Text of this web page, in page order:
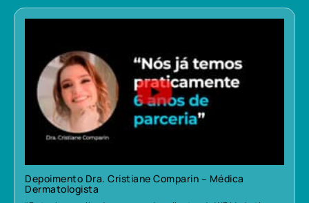
Depoimento Dra. Cristiane Comparin – Médica
Dermatologista